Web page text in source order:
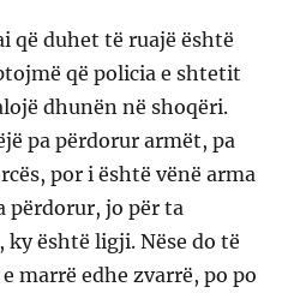
që duhet të ruajë është
që policia e shtetit
dhunën në shoqëri.
pa përdorur armët, pa
por i është vënë arma
përdorur, jo për ta
është ligji. Nëse do të
marrë edhe zvarrë, po po